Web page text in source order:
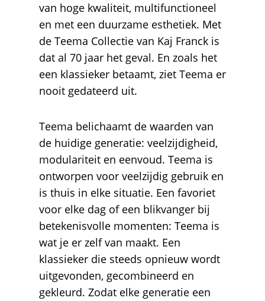
van hoge kwaliteit, multifunctioneel
en met een duurzame esthetiek. Met
de Teema Collectie van Kaj Franck is
dat al 70 jaar het geval. En zoals het
een klassieker betaamt, ziet Teema er
nooit gedateerd uit.
Teema belichaamt de waarden van
de huidige generatie: veelzijdigheid,
modulariteit en eenvoud. Teema is
ontworpen voor veelzijdig gebruik en
is thuis in elke situatie. Een favoriet
voor elke dag of een blikvanger bij
betekenisvolle momenten: Teema is
wat je er zelf van maakt. Een
klassieker die steeds opnieuw wordt
uitgevonden, gecombineerd en
gekleurd. Zodat elke generatie een